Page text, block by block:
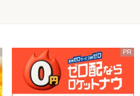
PR